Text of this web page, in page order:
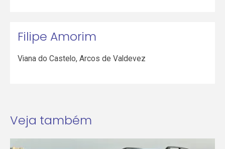
Filipe Amorim
Viana do Castelo,Arcos de Valdevez
Veja também